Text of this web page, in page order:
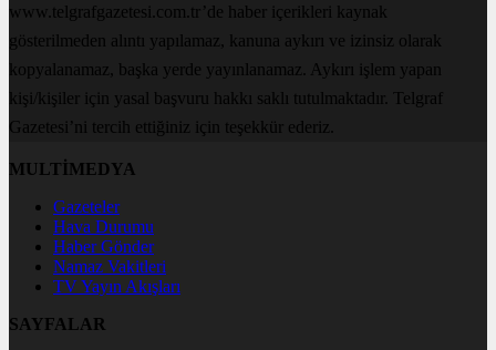
www.telgrafgazetesi.com.tr’de haber içerikleri kaynak
gösterilmeden alıntı yapılamaz, kanuna aykırı ve izinsiz olarak
kopyalanamaz, başka yerde yayınlanamaz. Aykırı işlem yapan
kişi/kişiler için yasal başvuru hakkı saklı tutulmaktadır. Telgraf
Gazetesi’ni tercih ettiğiniz için teşekkür ederiz.
MULTİMEDYA
Gazeteler
Hava Durumu
Haber Gönder
Namaz Vakitleri
TV Yayın Akışları
SAYFALAR